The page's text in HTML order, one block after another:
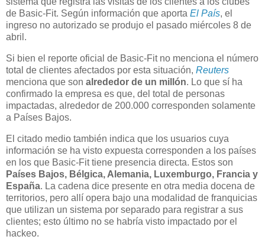
de Basic-Fit. Según información que aporta El País, el
ingreso no autorizado se produjo el pasado miércoles 8 de
abril.
Si bien el reporte oficial de Basic-Fit no menciona el número
total de clientes afectados por esta situación, Reuters
menciona que son alrededor de un millón. Lo que sí ha
confirmado la empresa es que, del total de personas
impactadas, alrededor de 200.000 corresponden solamente
a Países Bajos.
El citado medio también indica que los usuarios cuya
información se ha visto expuesta corresponden a los países
en los que Basic-Fit tiene presencia directa. Estos son
Países Bajos, Bélgica, Alemania, Luxemburgo, Francia y
España. La cadena dice presente en otra media docena de
territorios, pero allí opera bajo una modalidad de franquicias
que utilizan un sistema por separado para registrar a sus
clientes; esto último no se habría visto impactado por el
hackeo.